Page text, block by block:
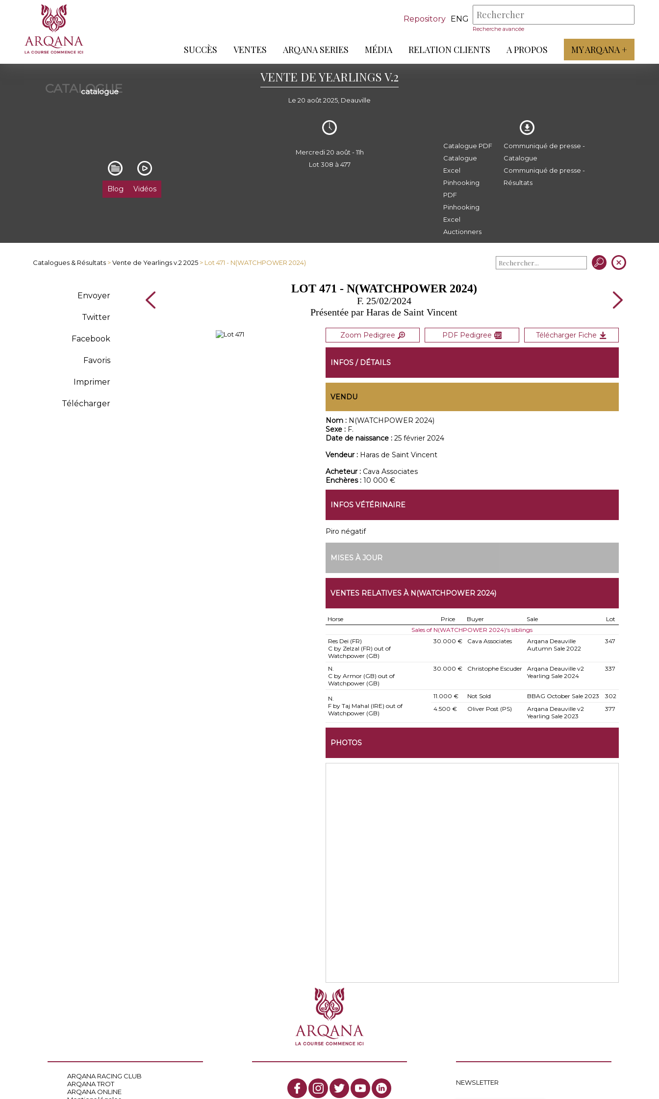
Repository ENG
Recherche avancée
SUCCÈS VENTES ARQANA SERIES MÉDIA RELATION CLIENTS A PROPOS MY ARQANA +
CATALOGUE
catalogue
VENTE DE YEARLINGS V.2
Le 20 août 2025, Deauville
Blog Vidéos
Mercredi 20 août - 11h
Lot 308 à 477
Catalogue PDF
Catalogue
Excel
Pinhooking
PDF
Pinhooking
Excel
Auctionners
Communiqué de presse -
Catalogue
Communiqué de presse -
Résultats
Catalogues & Résultats >Vente de Yearlings v.2 2025 > Lot 471 - N(WATCHPOWER 2024)
Envoyer
Twitter
Facebook
Favoris
Imprimer
Télécharger
LOT 471 - N(WATCHPOWER 2024)
F. 25/02/2024
Présentée par Haras de Saint Vincent
Zoom Pedigree PDF Pedigree Télécharger Fiche
INFOS / DÉTAILS
VENDU
Nom : N(WATCHPOWER 2024)
Sexe : F.
Date de naissance : 25 février 2024
Vendeur : Haras de Saint Vincent
Acheteur : Cava Associates
Enchères : 10 000 €
INFOS VÉTÉRINAIRE
Piro négatif
MISES À JOUR
VENTES RELATIVES À N(WATCHPOWER 2024)
Horse Price Buyer Sale
Lot
Sales of N(WATCHPOWER 2024)'s siblings
Res Dei (FR)
C by Zelzal (FR) out of
Watchpower (GB)
30.000 € Cava Associates
Arqana Deauville
Autumn Sale 2022
347
N.
C by Armor (GB) out of
Watchpower (GB)
30.000 € Christophe Escuder
Arqana Deauville v2
Yearling Sale 2024
337
N.
F by Taj Mahal (IRE) out of
Watchpower (GB)
11.000 € Not Sold BBAG October Sale 2023
302
4.500 €
Oliver Post (PS)
Arqana Deauville v2
Yearling Sale 2023
377
PHOTOS
ARQANA RACING CLUB
ARQANA TROT
ARQANA ONLINE
NEWSLETTER